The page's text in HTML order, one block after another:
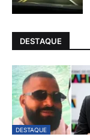
DESTAQUE
DESTAQUE